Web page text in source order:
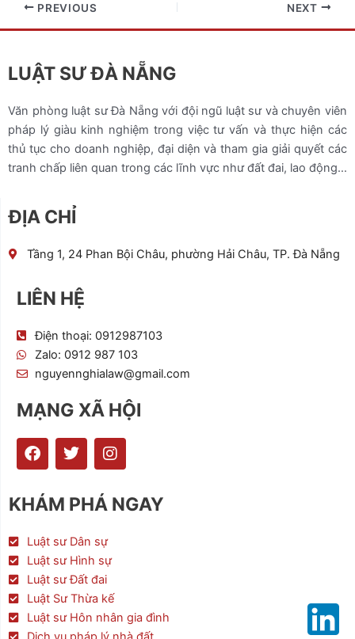
PREVIOUS NEXT
LUẬT SƯ ĐÀ NẴNG
Văn phòng luật sư Đà Nẵng với đội ngũ luật sư và chuyên viên
pháp lý giàu kinh nghiệm trong việc tư vấn và thực hiện các
thủ tục cho doanh nghiệp, đại diện và tham gia giải quyết các
tranh chấp liên quan trong các lĩnh vực như đất đai, lao động…
ĐỊA CHỈ
Tầng 1, 24 Phan Bội Châu, phường Hải Châu, TP. Đà Nẵng
LIÊN HỆ
Điện thoại: 0912987103
Zalo: 0912 987 103
nguyennghialaw@gmail.com
MẠNG XÃ HỘI
F
a
e
b
o
k
T
w
t
t
r
I
n
t
a
a
KHÁM PHÁ NGAY
Luật sư Dân sự
Luật sư Hình sự
Luật sư Đất đai
Luật Sư Thừa kế
Luật sư Hôn nhân gia đình